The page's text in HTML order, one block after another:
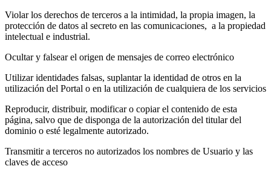
Violar los derechos de terceros a la intimidad, la propia imagen, la
protección de datos al secreto en las comunicaciones, a la propiedad
intelectual e industrial.
Ocultar y falsear el origen de mensajes de correo electrónico
Utilizar identidades falsas, suplantar la identidad de otros en la
utilización del Portal o en la utilización de cualquiera de los servicios
Reproducir, distribuir, modificar o copiar el contenido de esta
página, salvo que de disponga de la autorización del titular del
dominio o esté legalmente autorizado.
Transmitir a terceros no autorizados los nombres de Usuario y las
claves de acceso